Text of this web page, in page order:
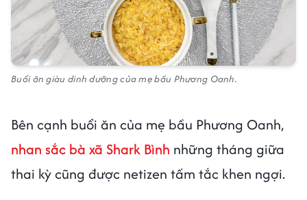
Buổi ăn giàu dinh dưỡng của mẹ bầu Phương Oanh.
Bên cạnh buổi ăn của mẹ bầu Phương Oanh,
nhan sắc bà xã Shark Bình những tháng giữa
thai kỳ cũng được netizen tấm tắc khen ngợi.